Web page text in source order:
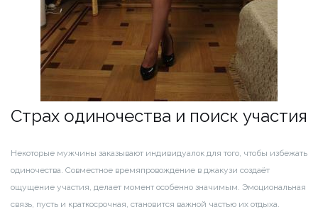
Страх одиночества и поиск участия
Некоторые мужчины заказывают индивидуалок для того, чтобы избежать
одиночества. Совместное времяпровождение в джакузи создаёт
ощущение участия, делает момент особенно значимым. Эмоциональная
связь, пусть и краткосрочная, становится важной частью их отдыха.